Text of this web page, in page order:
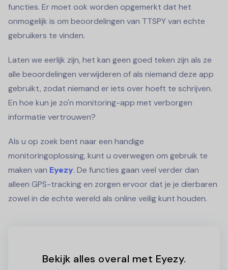
functies. Er moet ook worden opgemerkt dat het
onmogelijk is om beoordelingen van TTSPY van echte
gebruikers te vinden.
Laten we eerlijk zijn, het kan geen goed teken zijn als ze
alle beoordelingen verwijderen of als niemand deze app
gebruikt, zodat niemand er iets over hoeft te schrijven.
En hoe kun je zo'n monitoring-app met verborgen
informatie vertrouwen?
Als u op zoek bent naar een handige
monitoringoplossing, kunt u overwegen om gebruik te
maken van Eyezy. De functies gaan veel verder dan
alleen GPS-tracking en zorgen ervoor dat je je dierbaren
zowel in de echte wereld als online veilig kunt houden.
Bekijk alles overal met Eyezy.